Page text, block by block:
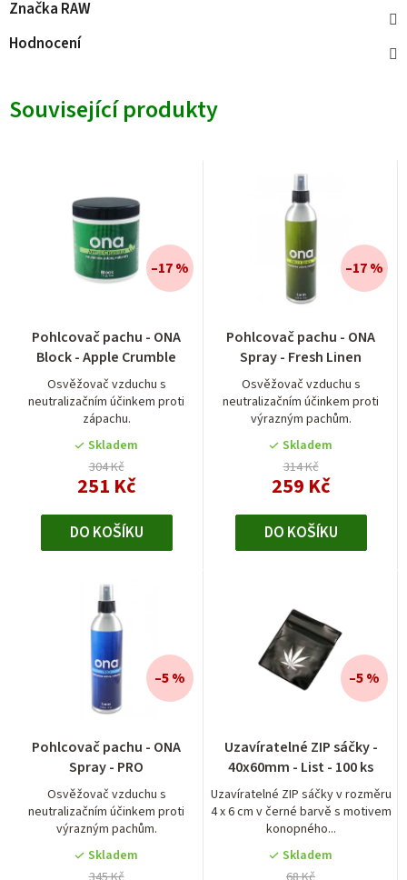
Značka RAW
Hodnocení
Související produkty
Pohlcovač pachu - ONA
Block - Apple Crumble
Osvěžovač vzduchu s
neutralizačním účinkem proti
zápachu.
Skladem
304 Kč
251 Kč
–17 %
DO KOŠÍKU
Pohlcovač pachu - ONA
Spray - Fresh Linen
Osvěžovač vzduchu s
neutralizačním účinkem proti
výrazným pachům.
hodnocení
produktu
je
5,0
z
5
hvězdiček.
Skladem
314 Kč
259 Kč
–17 %
DO KOŠÍKU
Pohlcovač pachu - ONA
Spray - PRO
Osvěžovač vzduchu s
neutralizačním účinkem proti
výrazným pachům.
Skladem
–5 %
Uzavíratelné ZIP sáčky -
40x60mm - List - 100 ks
Uzavíratelné ZIP sáčky v rozměru
4 x 6 cm v černé barvě s motivem
konopného...
Skladem
–5 %